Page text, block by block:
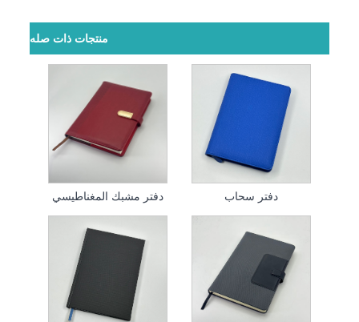
منتجات ذات صله
دفتر مشبك المغناطيسي دفتر سحاب